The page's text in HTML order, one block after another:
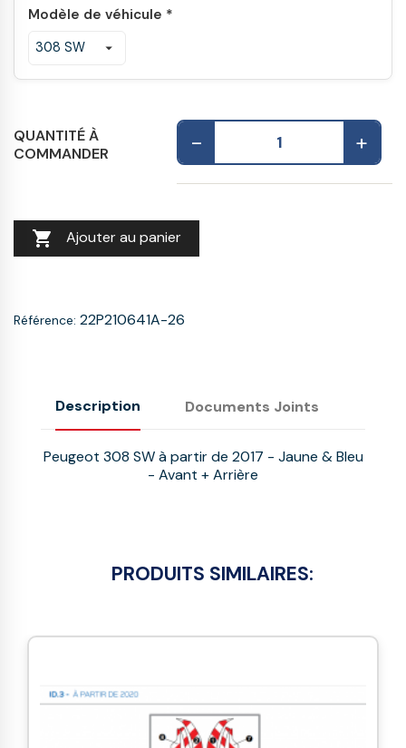
Modèle de véhicule *
QUANTITÉ À
COMMANDER
- +
 Ajouter au panier
Référence: 22P210641A-26
Description Documents Joints
Peugeot 308 SW à partir de 2017 - Jaune & Bleu
- Avant + Arrière
PRODUITS SIMILAIRES: